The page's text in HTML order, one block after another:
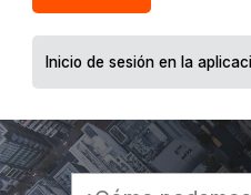
Inicio de sesión en la